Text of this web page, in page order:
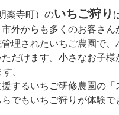
楽寺町）のいちご狩り
外からも多くのお客さん
理されたいちご農園で
だけます。小さなお子
。
するいちご研修農園の
でもいちご狩りが体験で